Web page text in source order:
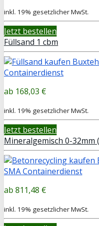
inkl. 19% gesetzlicher MwSt.
Jetzt bestellen
Füllsand 1 cbm
168,03 €
inkl. 19% gesetzlicher MwSt.
Jetzt bestellen
Mineralgemisch 0-32mm
811,48 €
inkl. 19% gesetzlicher MwSt.